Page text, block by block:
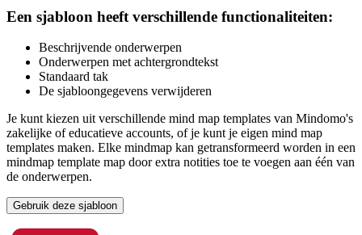
Een sjabloon heeft verschillende functionaliteiten:
Beschrijvende onderwerpen
Onderwerpen met achtergrondtekst
Standaard tak
De sjabloongegevens verwijderen
Je kunt kiezen uit verschillende mind map templates van Mindomo's
zakelijke of educatieve accounts, of je kunt je eigen mind map
templates maken. Elke mindmap kan getransformeerd worden in een
mindmap template map door extra notities toe te voegen aan één van
de onderwerpen.
Gebruik deze sjabloon